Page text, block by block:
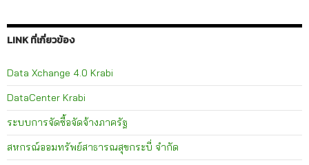
LINK ที่เกี่ยวข้อง
Data Xchange 4.0 Krabi
DataCenter Krabi
ระบบการจัดซื้อจัดจ้างภาครัฐ
สหกรณ์ออมทรัพย์สาธารณสุขกระบี่ จำกัด